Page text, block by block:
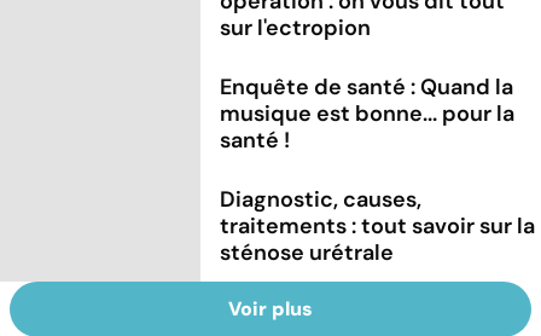
sur l'ectropion
Enquête de santé : Quand la
musique est bonne... pour la
santé !
Diagnostic, causes,
traitements : tout savoir sur la
sténose urétrale
Voir plus